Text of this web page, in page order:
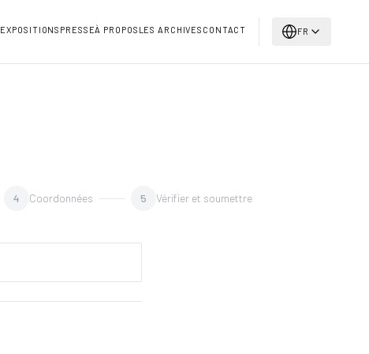
EXPOSITIONS PRESSEÀ PROPOS LES ARCHIVES CONTACT FR
4 Coordonnées 5 Vérifier et soumettre